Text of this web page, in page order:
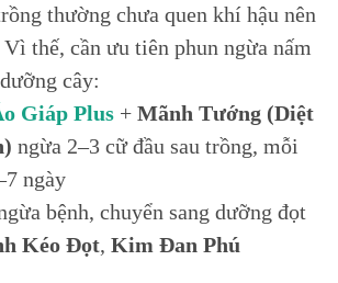
thường chưa quen khí hậu nên
thế, cần ưu tiên phun ngừa nấm
cây:
Giáp Plus + Mãnh Tướng (Diệt
ngừa 2–3 cữ đầu sau trồng, mỗi
ngày
bệnh, chuyển sang dưỡng đọt
Kéo Đọt, Kim Đan Phú